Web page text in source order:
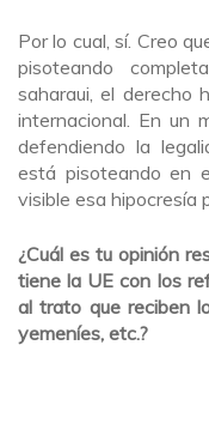
Por lo cual, sí. Creo
pisoteando
saharaui, el derecho
internacional. En un
defendiendo la
está pisoteando en
visible esa hipocresía
¿Cuál es tu opinión
tiene la UE con los
al trato que reciben
yemeníes, etc.?